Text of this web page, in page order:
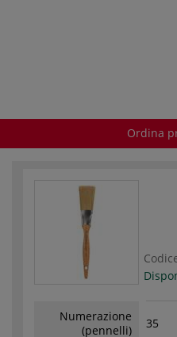
Ordina
Numerazione
(pennelli)
35